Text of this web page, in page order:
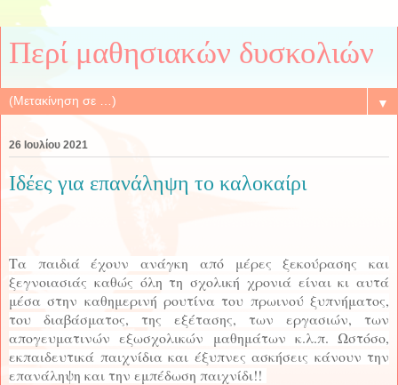
Περί μαθησιακών δυσκολιών
▼
26 Ιουλίου 2021
Ιδέες για επανάληψη το καλοκαίρι
Τα παιδιά έχουν ανάγκη από μέρες ξεκούρασης και
ξεγνοιασιάς καθώς όλη τη σχολική χρονιά είναι κι αυτά
μέσα στην καθημερινή ρουτίνα του πρωινού ξυπνήματος,
του διαβάσματος, της εξέτασης, των εργασιών, των
απογευματινών εξωσχολικών μαθημάτων κ.λ.π. Ωστόσο,
εκπαιδευτικά παιχνίδια και έξυπνες ασκήσεις κάνουν την
επανάληψη και την εμπέδωση παιχνίδι!!